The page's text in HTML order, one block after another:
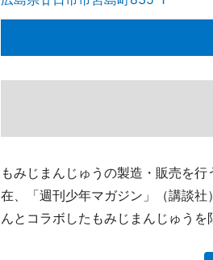
もみじまんじゅうの製造・販売を
在、「週刊少年マガジン」（講談
んとコラボしたもみじまんじゅうを